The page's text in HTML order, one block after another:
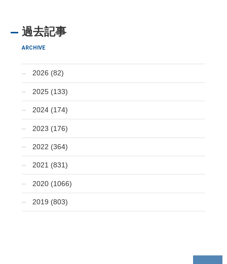
過去記事
ARCHIVE
2026 (82)
2025 (133)
2024 (174)
2023 (176)
2022 (364)
2021 (831)
2020 (1066)
2019 (803)